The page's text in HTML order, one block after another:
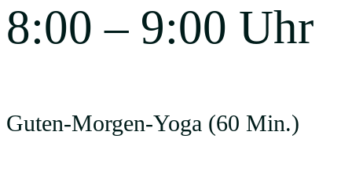
8:00 – 9:00 Uhr
Guten-Morgen-Yoga (60 Min.)